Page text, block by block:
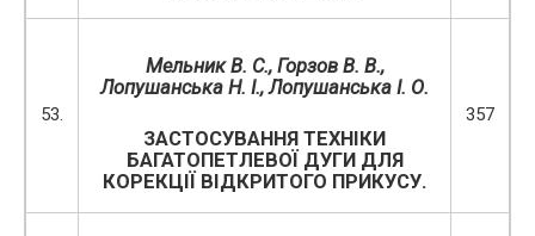
53.
Мельник В. С., Горзов В. В.,
Лопушанська Н. І., Лопушанська І. О.
ЗАСТОСУВАННЯ ТЕХНІКИ
БАГАТОПЕТЛЕВОЇ ДУГИ ДЛЯ
КОРЕКЦІЇ ВІДКРИТОГО ПРИКУСУ.
357